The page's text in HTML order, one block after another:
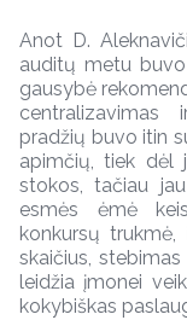
Anot D.
auditų metu
gausybė
centralizavimas
pradžių buvo itin
apimčių, tiek dėl
stokos, tačiau
esmės ėmė
konkursų
skaičius,
leidžia įmonei
kokybiškas